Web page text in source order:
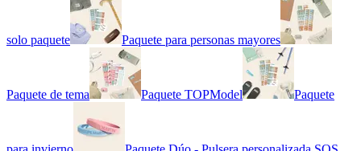
solo paquete Paquete para personas mayores
Paquete de tema Paquete TOPModel Paquete